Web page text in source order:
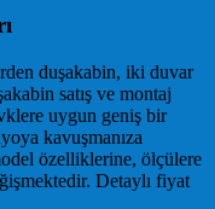
duşakabin, iki duvar
satış ve montaj
uygun geniş bir
kavuşmanıza
özelliklerine, ölçülere
Detaylı fiyat